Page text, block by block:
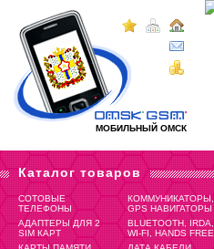
МОБИЛЬНЫЙ ОМСК
Каталог товаров
СОТОВЫЕ
ТЕЛЕФОНЫ
КОММУНИКАТОРЫ,
GPS НАВИГАТОРЫ
АДАПТЕРЫ ДЛЯ 2
SIM КАРТ
BLUETOOTH, IRDA,
WI-FI, HANDS FREE